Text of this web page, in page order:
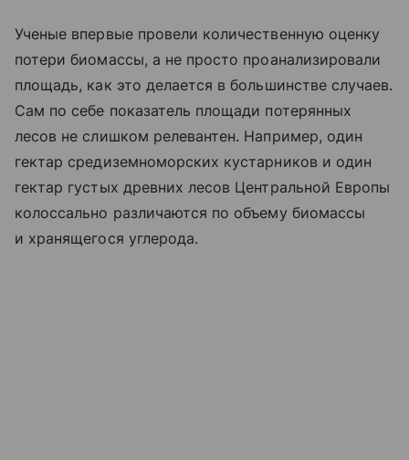
Ученые впервые провели количественную оценку
потери биомассы, а не просто проанализировали
площадь, как это делается в большинстве случаев.
Сам по себе показатель площади потерянных
лесов не слишком релевантен. Например, один
гектар средиземноморских кустарников и один
гектар густых древних лесов Центральной Европы
колоссально различаются по объему биомассы
и хранящегося углерода.